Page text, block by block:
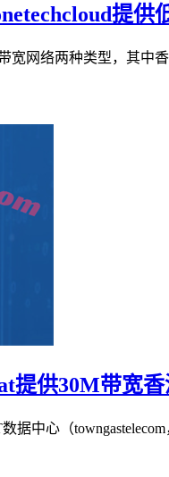
提
宽网络两种类型，其
提供30M带宽
据中心（